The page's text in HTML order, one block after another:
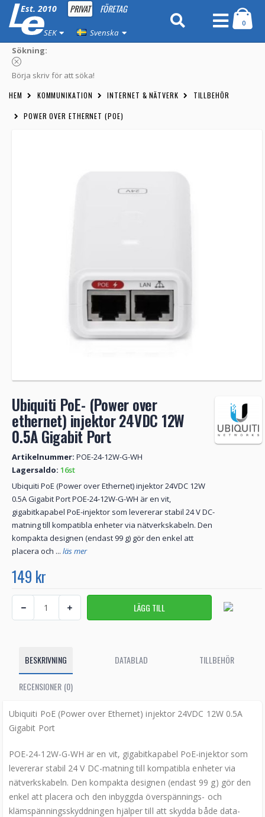
Est. 2010 PRIVAT FÖRETAG
SEK Svenska
0
Sökning:
Börja skriv för att söka!
HEM KOMMUNIKATION INTERNET & NÄTVERK TILLBEHÖR
POWER OVER ETHERNET (POE)
Ubiquiti PoE- (Power over
ethernet) injektor 24VDC 12W
0.5A Gigabit Port
Artikelnummer: POE-24-12W-G-WH
Lagersaldo: 16st
Ubiquiti PoE (Power over Ethernet) injektor 24VDC 12W
0.5A Gigabit Port POE-24-12W-G-WH är en vit,
gigabitkapabel PoE-injektor som levererar stabil 24 V DC-
matning till kompatibla enheter via nätverkskabeln. Den
kompakta designen (endast 99 g) gör den enkel att
placera och ... läs mer
149 kr
BESKRIVNING DATABLAD TILLBEHÖR
RECENSIONER (0)
Ubiquiti PoE (Power over Ethernet) injektor 24VDC 12W 0.5A
Gigabit Port
POE-24-12W-G-WH är en vit, gigabitkapabel PoE-injektor som
levererar stabil 24 V DC-matning till kompatibla enheter via
nätverkskabeln. Den kompakta designen (endast 99 g) gör den
enkel att placera och den inbyggda överspännings- och
klämspänningsskyddningen hjälper till att skydda både data-